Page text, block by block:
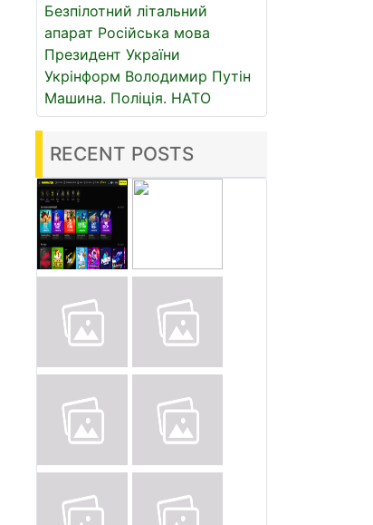
Безпілотний літальний
апарат Російська мова
Президент України
Укрінформ Володимир Путін
Машина. Поліція. НАТО
RECENT POSTS